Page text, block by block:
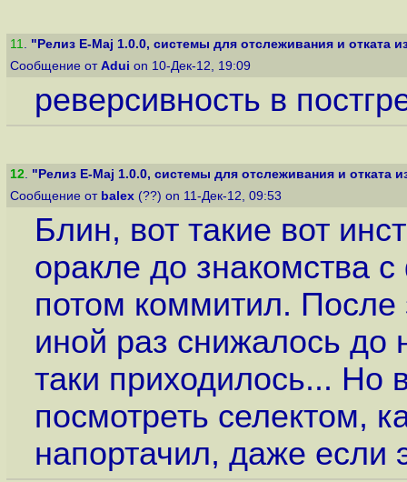
11. "Релиз E-Maj 1.0.0, системы для отслеживания и отката
Сообщение от Adui on 10-Дек-12, 19:09
реверсивность в
12. "Релиз E-Maj 1.0.0, системы для отслеживания и отката
Сообщение от balex (??) on 11-Дек-12, 09:53
Блин, вот такие вот
оракле до знакомства
потом коммитил. После
иной раз снижалось до
таки приходилось... Но
посмотреть селектом,
напортачил, даже если